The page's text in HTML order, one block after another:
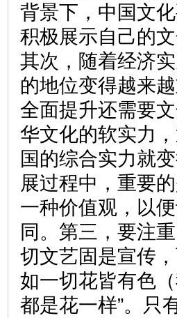
背景下，中国文
积极展示自己的
其次，随着经济
的地位变得越来
全面提升还需要
华文化的软实力
国的综合实力就
展过程中，重要
一种价值观，以
同。第三，要注
切文艺固是宣传
如一切花皆有色
都是花一样”。只